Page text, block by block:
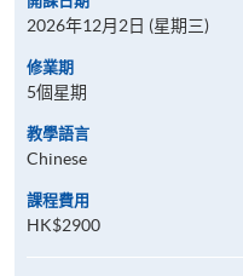
2026年12月2日 (星期三)
修業期
5個星期
教學語言
Chinese
課程費用
HK$2900